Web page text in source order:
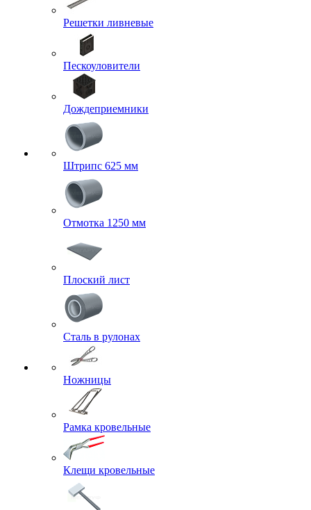
Решетки ливневые
Пескоуловители
Дождеприемники
Штрипс 625 мм
Отмотка 1250 мм
Плоский лист
Сталь в рулонах
Ножницы
Рамка кровельные
Клещи кровельные